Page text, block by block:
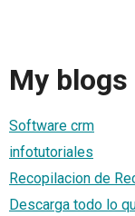
My blogs
Software crm
infotutoriales
Recopilacion de
Descarga todo lo